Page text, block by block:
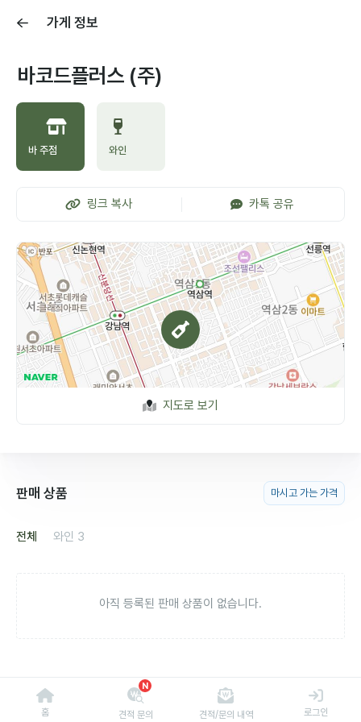
가게 정보
바코드플러스 (주)
바 주점 와인
링크 복사 카톡 공유
지도로 보기
판매 상품 마시고 가는 가격
전체 와인 3
아직 등록된 판매 상품이 없습니다.
홈
N
견적 문의 견적/문의 내역 로그인